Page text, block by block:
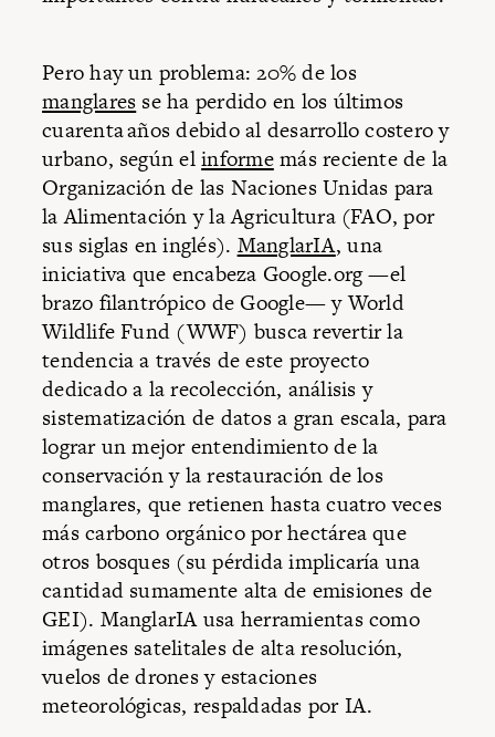
Pero hay un problema: 20% de los
manglares se ha perdido en los últimos
cuarenta años debido al desarrollo costero y
urbano, según elinformemás reciente de la
Organización de las Naciones Unidas para
la Alimentación y la Agricultura (FAO, por
sus siglas en inglés). ManglarIA, una
iniciativa que encabeza Google.org —el
brazo filantrópico de Google— y World
Wildlife Fund (WWF) busca revertir la
tendencia a través de este proyecto
dedicado a la recolección, análisis y
sistematización de datos a gran escala, para
lograr un mejor entendimiento de la
conservación y la restauración de los
manglares, que retienen hasta cuatro veces
más carbono orgánico por hectárea que
otros bosques (su pérdida implicaría una
cantidad sumamente alta de emisiones de
GEI). ManglarIA usa herramientas como
imágenes satelitales de alta resolución,
vuelos de drones y estaciones
meteorológicas, respaldadas por IA.